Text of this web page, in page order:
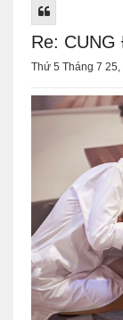
Re:
Thứ 5 Tháng 7